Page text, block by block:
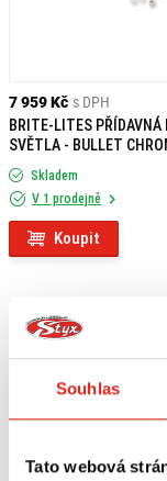
Souhlas
Tato webová
7 959 Kč s DPH
BRITE-LITES PŘÍDAVNÁ
SVĚTLA - BULLET
Skladem
V 1 prodejně
Koupit